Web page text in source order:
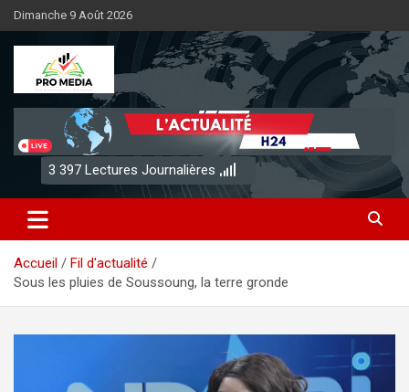
Aller
au
contenu
Dimanche 9 Août 2026
Sénégal Promedia
3 397 Lectures Journalières
Accueil
Fil d'actualité
Sous les pluies de Soussoung, la terre gronde